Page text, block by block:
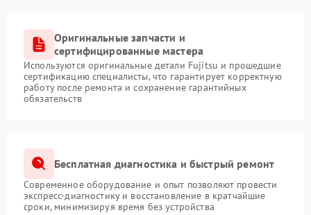
Оригинальные запчасти и
сертифицированные мастера
Используются оригинальные детали Fujitsu и прошедшие
сертификацию специалисты, что гарантирует корректную
работу после ремонта и сохранение гарантийных
обязательств
Бесплатная диагностика и быстрый ремонт
Современное оборудование и опыт позволяют провести
экспресс-диагностику и восстановление в кратчайшие
сроки, минимизируя время без устройства